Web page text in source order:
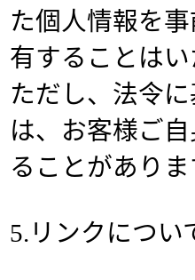
た個人情報を
有することはい
ただし、法令
は、お客様ご
ることがありま
5.リンクについ